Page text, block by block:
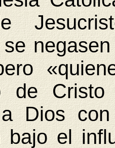
se
de
a Dios
bajo el